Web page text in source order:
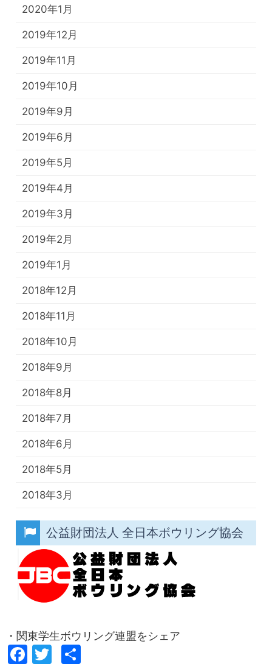
2020年1月
2019年12月
2019年11月
2019年10月
2019年9月
2019年6月
2019年5月
2019年4月
2019年3月
2019年2月
2019年1月
2018年12月
2018年11月
2018年10月
2018年9月
2018年8月
2018年7月
2018年6月
2018年5月
2018年3月
公益財団法人 全日本ボウリング協会
・関東学生ボウリング連盟をシェア
Facebook
Twitter
共